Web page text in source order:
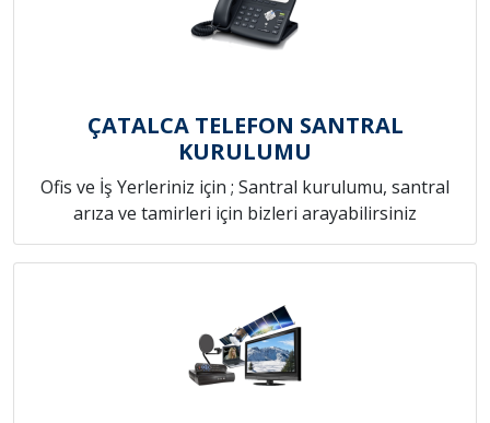
ÇATALCA TELEFON SANTRAL
KURULUMU
Ofis ve İş Yerleriniz için ; Santral kurulumu, santral
arıza ve tamirleri için bizleri arayabilirsiniz